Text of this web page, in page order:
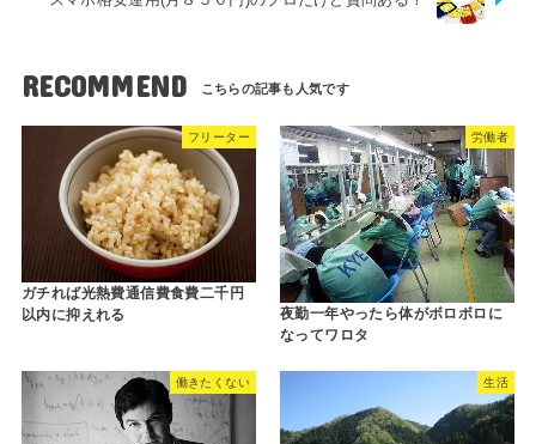
RECOMMEND
フリーター
ガチれば光熱費通信費食費二千円
以内に抑えれる
労働者
夜勤一年やったら体がボロボロに
なってワロタ
働きたくない 生活